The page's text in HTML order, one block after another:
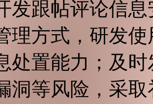
发跟帖评论信
理方式，研发
处置能力；及
洞等风险，采